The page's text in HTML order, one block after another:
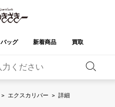
バッグ 新着商品 買取
ジュエリー
オータクロア
> エクスカリバー > 詳細